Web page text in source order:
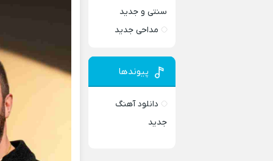
سنتی و جدید
مداحی جدید
پیوندها
دانلود آهنگ
جدید